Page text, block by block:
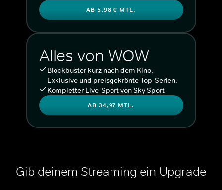
AB 5,98 € MTL.
Alles von WOW
Blockbuster kurz nach dem Kino.
Exklusive und preisgekrönte Top-Serien.
Kompletter Live-Sport von Sky Sport
AB 34,97 MTL.
Gib deinem Streaming ein Upgrade